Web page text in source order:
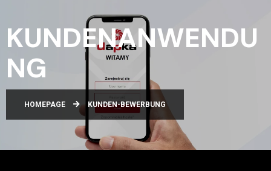
KUNDENANWENDU
NG
HOMEPAGE KUNDEN-BEWERBUNG